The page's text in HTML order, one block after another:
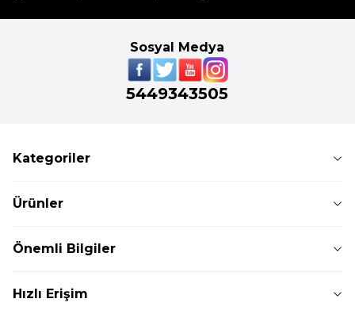
Sosyal Medya
5449343505
Kategoriler
Ürünler
Önemli Bilgiler
Hızlı Erişim